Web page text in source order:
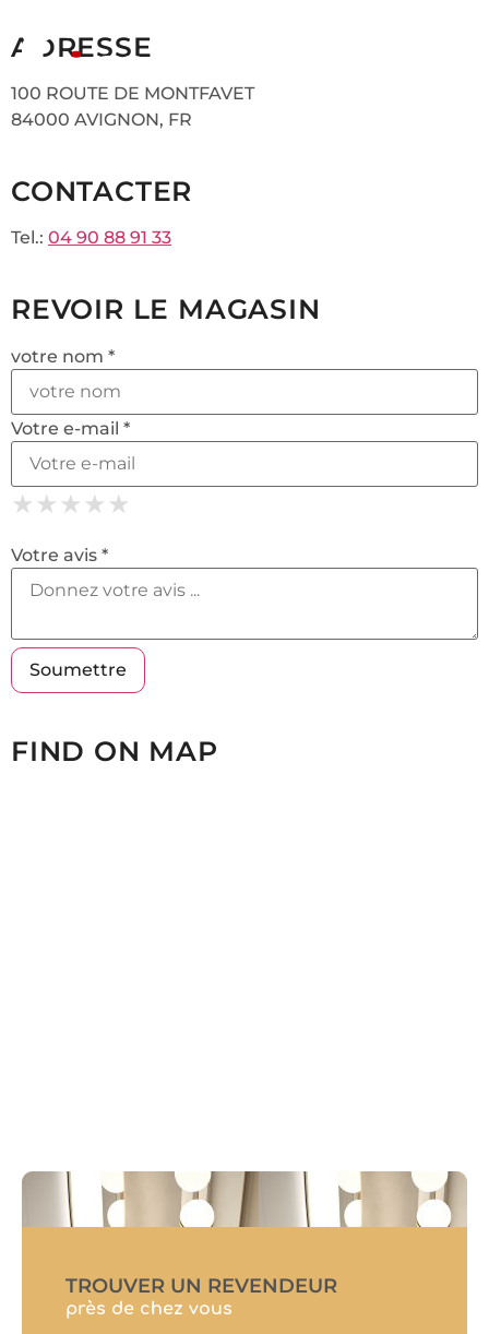
ADRESSE
100 ROUTE DE MONTFAVET
84000 AVIGNON, FR
CONTACTER
Tel.: 04 90 88 91 33
REVOIR LE MAGASIN
votre nom *
Votre e-mail *
★
★ ★
★ ★ ★
★ ★ ★ ★
★ ★ ★ ★ ★
Votre avis *
FIND ON MAP
TROUVER UN REVENDEUR
près de chez vous